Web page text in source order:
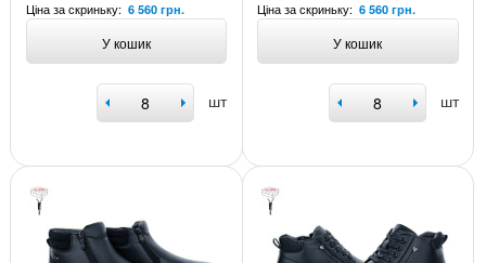
Ціна за скриньку: 6 560 грн.
У кошик
шт
Ціна за скриньку:6 560 грн.
У кошик
шт